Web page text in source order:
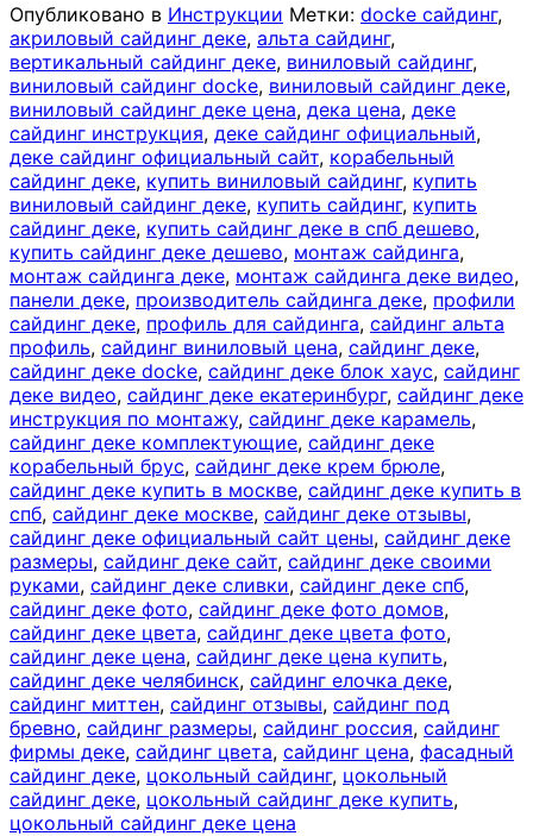
Опубликовано в Инструкции Метки: docke сайдинг,
акриловый сайдинг деке, альта сайдинг,
вертикальный сайдинг деке, виниловый сайдинг,
виниловый сайдинг docke, виниловый сайдинг деке,
виниловый сайдинг деке цена, дека цена, деке
сайдинг инструкция, деке сайдинг официальный,
деке сайдинг официальный сайт, корабельный
сайдинг деке, купить виниловый сайдинг, купить
виниловый сайдинг деке, купить сайдинг, купить
сайдинг деке, купить сайдинг деке в спб дешево,
купить сайдинг деке дешево, монтаж сайдинга,
монтаж сайдинга деке, монтаж сайдинга деке видео,
панели деке, производитель сайдинга деке, профили
сайдинг деке, профиль для сайдинга, сайдинг альта
профиль, сайдинг виниловый цена, сайдинг деке,
сайдинг деке docke, сайдинг деке блок хаус, сайдинг
деке видео, сайдинг деке екатеринбург, сайдинг деке
инструкция по монтажу, сайдинг деке карамель,
сайдинг деке комплектующие, сайдинг деке
корабельный брус, сайдинг деке крем брюле,
сайдинг деке купить в москве, сайдинг деке купить в
спб, сайдинг деке москве, сайдинг деке отзывы,
сайдинг деке официальный сайт цены, сайдинг деке
размеры, сайдинг деке сайт, сайдинг деке своими
руками, сайдинг деке сливки, сайдинг деке спб,
сайдинг деке фото, сайдинг деке фото домов,
сайдинг деке цвета, сайдинг деке цвета фото,
сайдинг деке цена, сайдинг деке цена купить,
сайдинг деке челябинск, сайдинг елочка деке,
сайдинг миттен, сайдинг отзывы, сайдинг под
бревно, сайдинг размеры, сайдинг россия, сайдинг
фирмы деке, сайдинг цвета, сайдинг цена, фасадный
сайдинг деке, цокольный сайдинг, цокольный
сайдинг деке, цокольный сайдинг деке купить,
цокольный сайдинг деке цена